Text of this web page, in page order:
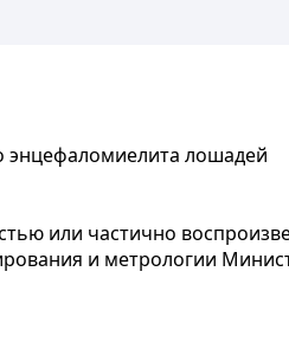
энцефаломиелита лошадей
или частично
и метрологии